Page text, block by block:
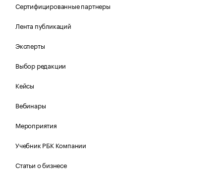
Сертифицированные партнеры
Лента публикаций
Эксперты
Выбор редакции
Кейсы
Вебинары
Мероприятия
Учебник РБК Компании
Статьи о бизнесе